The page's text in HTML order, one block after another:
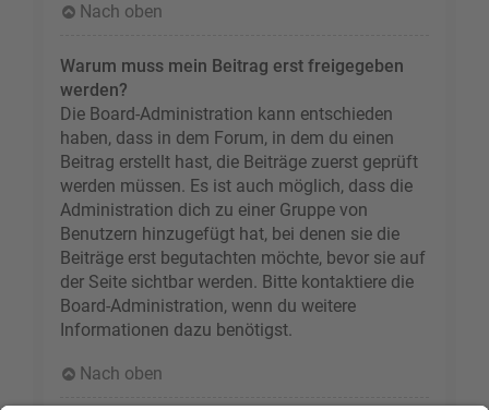
Nach oben
Warum muss mein Beitrag erst freigegeben
werden?
Die Board-Administration kann entschieden
haben, dass in dem Forum, in dem du einen
Beitrag erstellt hast, die Beiträge zuerst geprüft
werden müssen. Es ist auch möglich, dass die
Administration dich zu einer Gruppe von
Benutzern hinzugefügt hat, bei denen sie die
Beiträge erst begutachten möchte, bevor sie auf
der Seite sichtbar werden. Bitte kontaktiere die
Board-Administration, wenn du weitere
Informationen dazu benötigst.
Nach oben